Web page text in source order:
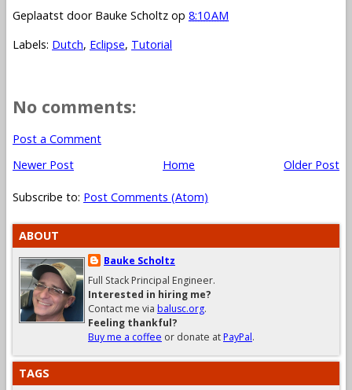
Geplaatst door Bauke Scholtz op 8:10 AM
Labels: Dutch, Eclipse, Tutorial
No comments:
Post a Comment
Newer Post
Older Post
Home
Subscribe to: Post Comments (Atom)
ABOUT
Bauke Scholtz
Full Stack Principal Engineer.
Interested in hiring me?
Contact me via balusc.org.
Feeling thankful?
Buy me a coffee or donate atPayPal.
TAGS